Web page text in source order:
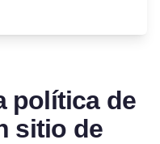
política de
sitio de